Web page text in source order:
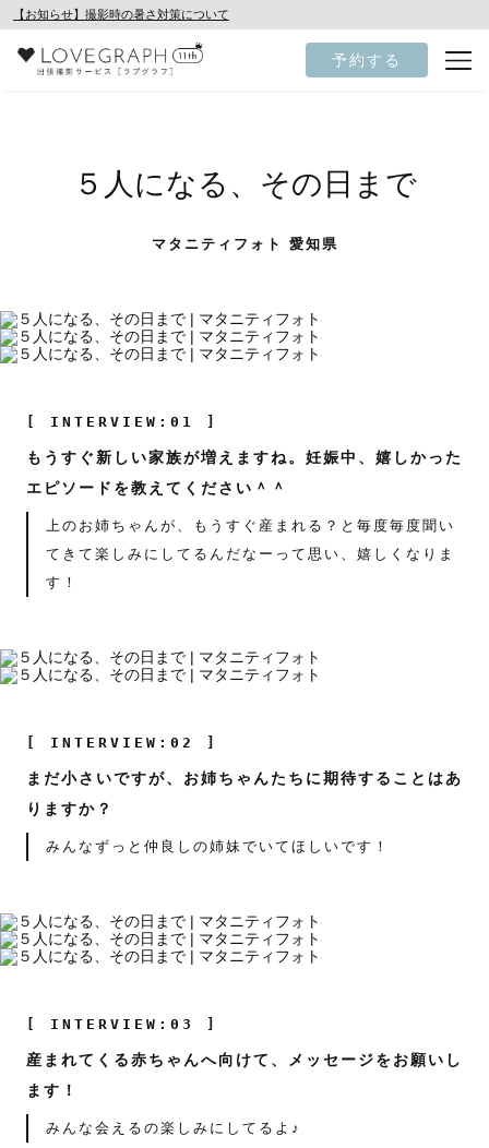
【お知らせ】撮影時の暑さ対策について
予約する
５人になる、その日まで
マタニティフォト 愛知県
[ INTERVIEW:01 ]
もうすぐ新しい家族が増えますね。妊娠中、嬉しかった
エピソードを教えてください＾＾
上のお姉ちゃんが、もうすぐ産まれる？と毎度毎度聞い
てきて楽しみにしてるんだなーって思い、嬉しくなりま
す！
[ INTERVIEW:02 ]
まだ小さいですが、お姉ちゃんたちに期待することはあ
りますか？
みんなずっと仲良しの姉妹でいてほしいです！
[ INTERVIEW:03 ]
産まれてくる赤ちゃんへ向けて、メッセージをお願いし
ます！
みんな会えるの楽しみにしてるよ♪